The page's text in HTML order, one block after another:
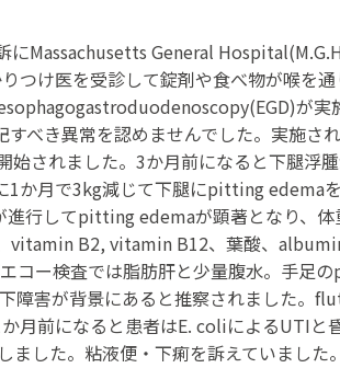
Massachusetts General
つけ医を受診して錠剤や食べ物が喉を
が
すべき異常を認めませんでした。実施
されました。3か月前になると下腿浮
1か月で3kg減じて下腿にpitting edema
進行してpitting edemaが顕著となり、
vitamin B2, vitamin B12、葉酸、
コー検査では脂肪肝と少量腹水。手足
障害が背景にあると推察されました。
月前になると患者はE. coliによるUTI
ました。粘液便・下痢を訴えていまし